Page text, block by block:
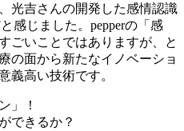
光吉さんの開発した感情認識
感じました。pepperの「感
ごいことではありますが、と
の面から新たなイノベーショ
義高い技術です。
」！
できるか？